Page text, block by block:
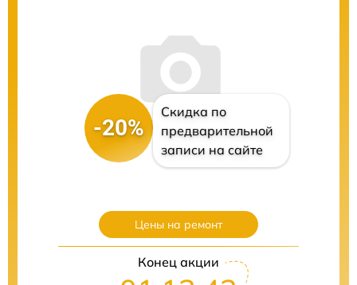
-20%
Скидка по
предварительной
записи на сайте
Цены на ремонт
Конец акции